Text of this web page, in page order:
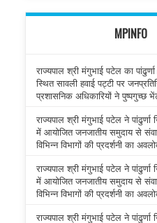
MPINFO
राज्यपाल श्री मंगुभाई पटेल का
स्थित सावली हवाई पट्टी पर
प्रशासनिक अधिकारियों ने पुष्पगुच्छ
राज्यपाल श्री मंगुभाई पटेल ने
में आयोजित जनजातीय समुदाय से
विभिन्न विभागों की प्रदर्शनी का
राज्यपाल श्री मंगुभाई पटेल ने
में आयोजित जनजातीय समुदाय से
विभिन्न विभागों की प्रदर्शनी का
राज्यपाल श्री मंगुभाई पटेल ने